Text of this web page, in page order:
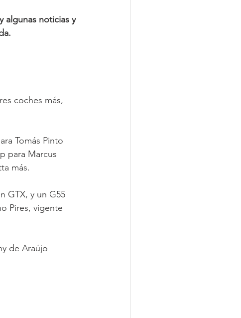
algunas noticias y
coches más,
Tomás Pinto
para Marcus
más.
GTX, y un G55
Pires, vigente
de Araújo